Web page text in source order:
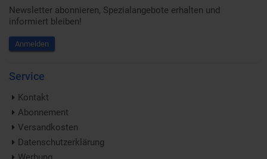
Newsletter abonnieren, Spezialangebote erhalten und
informiert bleiben!
Anmelden
Service
Kontakt
Abonnement
Versandkosten
Datenschutzerklärung